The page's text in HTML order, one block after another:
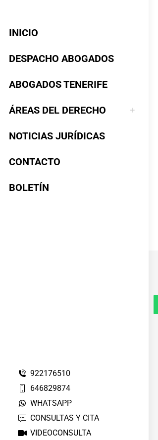
INICIO
DESPACHO ABOGADOS
ABOGADOS TENERIFE
ÁREAS DEL DERECHO
NOTICIAS JURÍDICAS
CONTACTO
BOLETÍN
922176510
646829874
WHATSAPP
CONSULTAS Y CITA
VIDEOCONSULTA